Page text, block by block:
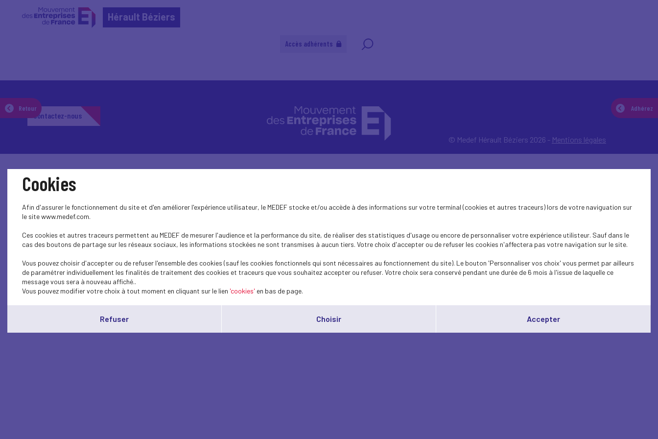
Hérault Béziers
Accès adhérents
Retour Adhérez
Contactez-nous
© Medef Hérault Béziers 2026 - Mentions légales
Cookies
Afin d'assurer le fonctionnement du site et d'en améliorer l'expérience utilisateur, le MEDEF stocke et/ou accède à des informations sur votre terminal (cookies et autres traceurs) lors de votre naviguation sur
le site www.medef.com.
Ces cookies et autres traceurs permettent au MEDEF de mesurer l'audience et la performance du site, de réaliser des statistiques d'usage ou encore de personnaliser votre expérience utilisteur. Sauf dans le
cas des boutons de partage sur les réseaux sociaux, les informations stockées ne sont transmises à aucun tiers. Votre choix d'accepter ou de refuser les cookies n'affectera pas votre navigation sur le site.
Vous pouvez choisir d'accepter ou de refuser l'ensemble des cookies (sauf les cookies fonctionnels qui sont nécessaires au fonctionnement du site). Le bouton 'Personnaliser vos choix' vous permet par ailleurs
de paramétrer individuellement les finalités de traitement des cookies et traceurs que vous souhaitez accepter ou refuser. Votre choix sera conservé pendant une durée de 6 mois à l'issue de laquelle ce
message vous sera à nouveau affiché..
Vous pouvez modifier votre choix à tout moment en cliquant sur le lien 'cookies' en bas de page.
Refuser Choisir Accepter